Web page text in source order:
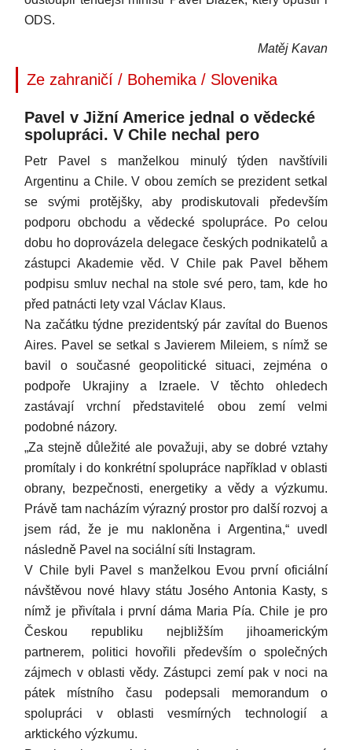
ODS.
Matěj Kavan
Ze zahraničí / Bohemika / Slovenika
Pavel v Jižní Americe jednal o vědecké
spolupráci. V Chile nechal pero
Petr Pavel s manželkou minulý týden navštívili
Argentinu a Chile. V obou zemích se prezident setkal
se svými protějšky, aby prodiskutovali především
podporu obchodu a vědecké spolupráce. Po celou
dobu ho doprovázela delegace českých podnikatelů a
zástupci Akademie věd. V Chile pak Pavel během
podpisu smluv nechal na stole své pero, tam, kde ho
před patnácti lety vzal Václav Klaus.
Na začátku týdne prezidentský pár zavítal do Buenos
Aires. Pavel se setkal s Javierem Mileiem, s nímž se
bavil o současné geopolitické situaci, zejména o
podpoře Ukrajiny a Izraele. V těchto ohledech
zastávají vrchní představitelé obou zemí velmi
podobné názory.
„Za stejně důležité ale považuji, aby se dobré vztahy
promítaly i do konkrétní spolupráce například v oblasti
obrany, bezpečnosti, energetiky a vědy a výzkumu.
Právě tam nacházím výrazný prostor pro další rozvoj a
jsem rád, že je mu nakloněna i Argentina,“ uvedl
následně Pavel na sociální síti Instagram.
V Chile byli Pavel s manželkou Evou první oficiální
návštěvou nové hlavy státu Josého Antonia Kasty, s
nímž je přivítala i první dáma Maria Pía. Chile je pro
Českou republiku nejbližším jihoamerickým
partnerem, politici hovořili především o společných
zájmech v oblasti vědy. Zástupci zemí pak v noci na
pátek místního času podepsali memorandum o
spolupráci v oblasti vesmírných technologií a
arktického výzkumu.